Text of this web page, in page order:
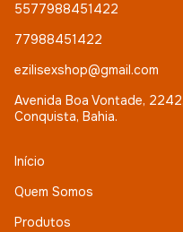
5577988451422
77988451422
ezilisexshop@gmail.com
Avenida Boa Vontade,
Conquista, Bahia.
Início
Quem Somos
Produtos